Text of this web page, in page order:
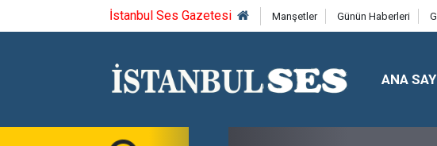
İstanbul Ses Gazetesi Manşetler Günün Haberleri
ANA